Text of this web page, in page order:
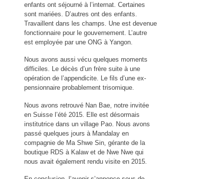
enfants ont séjourné à l’internat. Certaines
sont mariées. D’autres ont des enfants.
Travaillent dans les champs. Une est devenue
fonctionnaire pour le gouvernement. L’autre
est employée par une ONG à Yangon.
Nous avons aussi vécu quelques moments
difficiles. Le décès d’un frère suite à une
opération de l’appendicite. Le fils d’une ex-
pensionnaire probablement trisomique.
Nous avons retrouvé Nan Bae, notre invitée
en Suisse l’été 2015. Elle est désormais
institutrice dans un village Pao. Nous avons
passé quelques jours à Mandalay en
compagnie de Ma Shwe Sin, gérante de la
boutique RDS à Kalaw et de Nwe Nwe qui
nous avait également rendu visite en 2015.